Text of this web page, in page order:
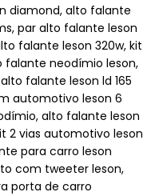
diamond, alto falante
par alto falante leson
falante leson 320w, kit
neodímio leson,
falante leson ld 165
automotivo leson 6
alto falante leson
2 vias automotivo leson
para carro leson
com tweeter leson,
porta de carro